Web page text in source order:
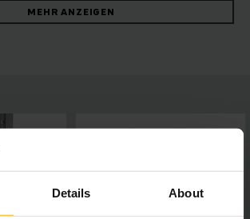
Details About
und leistungsstarken
reduzieren Sie Ihre Betriebskosten
jeder 230-V-Steckdose aufladen. Die
natürlich trotzdem von größter
die geringe Bodenfreiheit das Risiko
maßgeblich. Auch das vollständig
und die perfekte Durchsicht durch
zu einem sicheren Arbeitsalltag in
MEHR ANZEIGEN